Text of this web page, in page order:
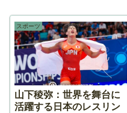
スポーツ
山下稜弥：世界を舞台に
活躍する日本のレスリン